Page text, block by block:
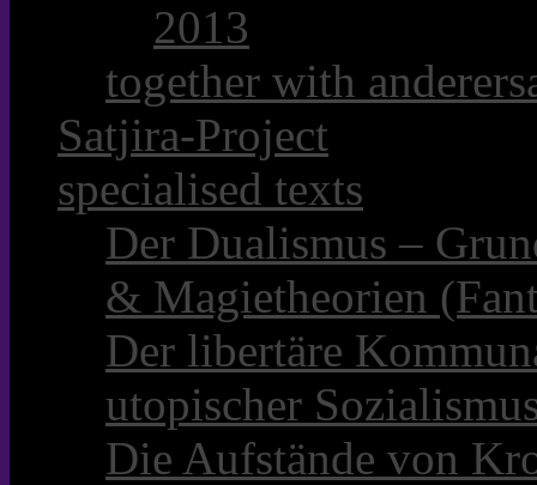
2013
together with
Satjira-Project
specialised texts
Der Dualismus –
& Magietheorien
Der libertäre
utopischer
Die Aufstände von